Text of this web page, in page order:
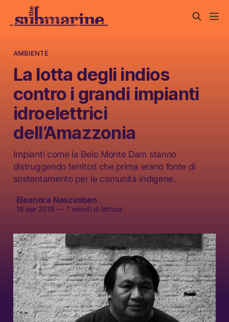
AMBIENTE
La lotta degli indios
contro i grandi impianti
idroelettrici
dell’Amazzonia
Impianti come la Belo Monte Dam stanno
distruggendo territori che prima erano fonte di
sostentamento per le comunità indigene.
Eleonora Nascimben
18 apr 2018 —7 minuti di lettura